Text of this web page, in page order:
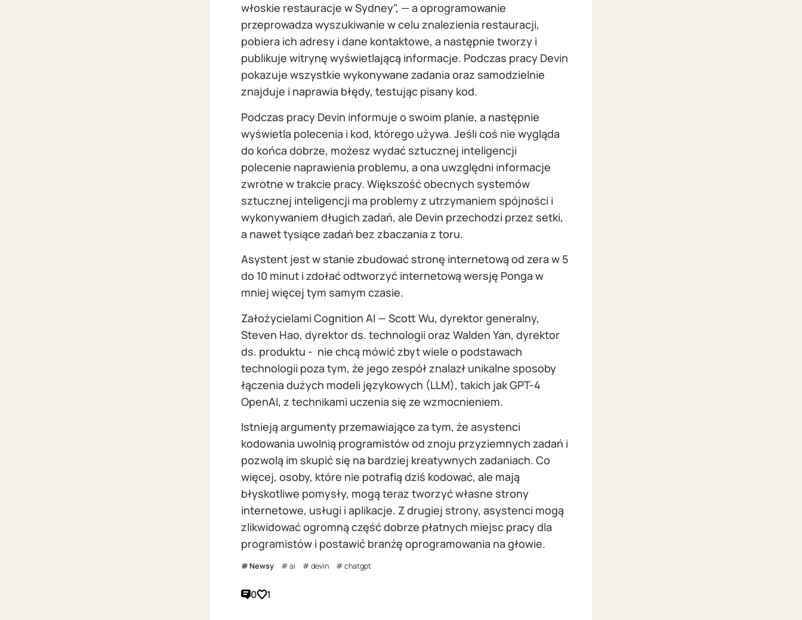
włoskie restauracje w Sydney", — a oprogramowanie
przeprowadza wyszukiwanie w celu znalezienia restauracji,
pobiera ich adresy i dane kontaktowe, a następnie tworzy i
publikuje witrynę wyświetlającą informacje. Podczas pracy Devin
pokazuje wszystkie wykonywane zadania oraz samodzielnie
znajduje i naprawia błędy, testując pisany kod.
Podczas pracy Devin informuje o swoim planie, a następnie
wyświetla polecenia i kod, którego używa. Jeśli coś nie wygląda
do końca dobrze, możesz wydać sztucznej inteligencji
polecenie naprawienia problemu, a ona uwzględni informacje
zwrotne w trakcie pracy. Większość obecnych systemów
sztucznej inteligencji ma problemy z utrzymaniem spójności i
wykonywaniem długich zadań, ale Devin przechodzi przez setki,
a nawet tysiące zadań bez zbaczania z toru.
Asystent jest w stanie zbudować stronę internetową od zera w 5
do 10 minut i zdołać odtworzyć internetową wersję Ponga w
mniej więcej tym samym czasie.
Założycielami Cognition AI — Scott Wu, dyrektor generalny,
Steven Hao, dyrektor ds. technologii oraz Walden Yan, dyrektor
ds. produktu - nie chcą mówić zbyt wiele o podstawach
technologii poza tym, że jego zespół znalazł unikalne sposoby
łączenia dużych modeli językowych (LLM), takich jak GPT-4
OpenAI, z technikami uczenia się ze wzmocnieniem.
Istnieją argumenty przemawiające za tym, że asystenci
kodowania uwolnią programistów od znoju przyziemnych zadań i
pozwolą im skupić się na bardziej kreatywnych zadaniach. Co
więcej, osoby, które nie potrafią dziś kodować, ale mają
błyskotliwe pomysły, mogą teraz tworzyć własne strony
internetowe, usługi i aplikacje. Z drugiej strony, asystenci mogą
zlikwidować ogromną część dobrze płatnych miejsc pracy dla
programistów i postawić branżę oprogramowania na głowie.
Newsy ai devin chatgpt
0 1